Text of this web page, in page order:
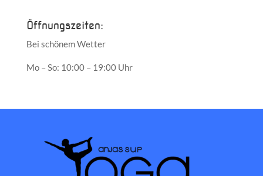
Öffnungszeiten:
Bei schönem Wetter
Mo – So: 10:00 – 19:00 Uhr